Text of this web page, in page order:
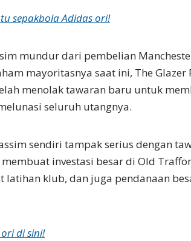
sepakbola Adidas ori!
mundur dari pembelian
mayoritasnya saat ini, The Glazer
menolak tawaran baru untuk
seluruh utangnya.
sendiri tampak serius dengan
investasi besar di Old
latihan klub, dan juga pendanaan
di sini!